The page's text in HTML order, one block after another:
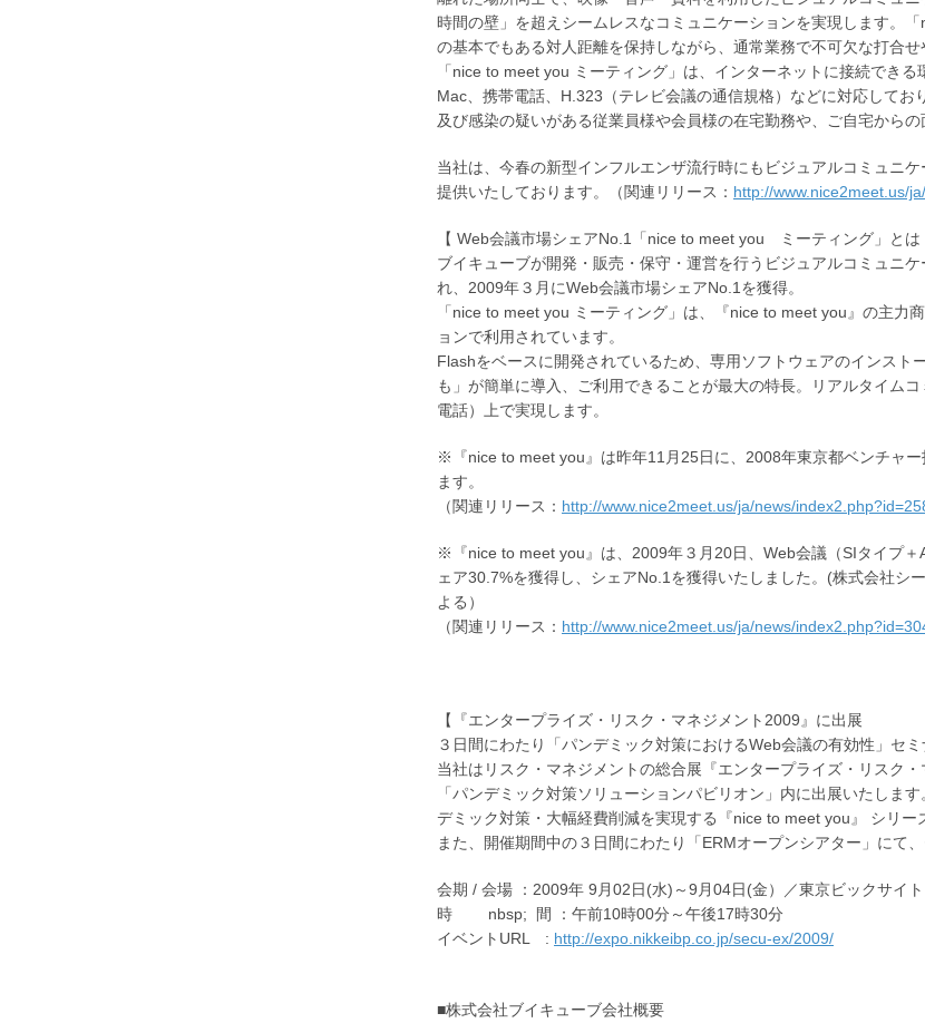
時間の壁」を超えシームレスなコミュニケーションを実現します。
の基本でもある対人距離を保持しながら、通常業務で不可欠な打合
「nice to meet you ミーティング」は、インターネットに接続でき
Mac、携帯電話、H.323（テレビ会議の通信規格）などに対応して
及び感染の疑いがある従業員様や会員様の在宅勤務や、ご自宅から
当社は、今春の新型インフルエンザ流行時にもビジュアルコミュニ
提供いたしております。（関連リリース： http://www.nice2meet.us/
【 Web会議市場シェアNo.1「nice to meet you ミーティング」と
ブイキューブが開発・販売・保守・運営を行うビジュアルコミュニ
れ、2009年３月にWeb会議市場シェアNo.1を獲得。
「nice to meet you ミーティング」は、『nice to meet you』の主力
ョンで利用されています。
Flashをベースに開発されているため、専用ソフトウェアのインス
も」が簡単に導入、ご利用できることが最大の特長。リアルタイム
電話）上で実現します。
※『nice to meet you』は昨年11月25日に、2008年東京都ベンチャ
ます。
（関連リリース： http://www.nice2meet.us/ja/news/
※『nice to meet you』は、2009年３月20日、Web会議（SIタイプ
ェア30.7%を獲得し、シェアNo.1を獲得いたしました。(株式会社
よる）
（関連リリース： http://www.nice2meet.us/ja/news/
【『エンタープライズ・リスク・マネジメント2009』に出展
３日間にわたり「パンデミック対策におけるWeb会議の有効性」セミ
当社はリスク・マネジメントの総合展『エンタープライズ・リスク
「パンデミック対策ソリューションパビリオン」内に出展いたしま
デミック対策・大幅経費削減を実現する『nice to meet you』 シリー
また、開催期間中の３日間にわたり「ERMオープンシアター」にて
会期 / 会場 ：2009年 9月02日(水)～9月04日(金）／東京ビックサ
時 nbsp; 間 ：午前10時00分～午後17時30分
イベントURL : http://expo.nikkeibp.co.jp/secu-ex/2009/
■株式会社ブイキューブ会社概要